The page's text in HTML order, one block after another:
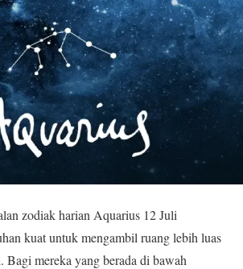
zodiak harian Aquarius 12 Juli
kuat untuk mengambil ruang lebih luas
Bagi mereka yang berada di bawah